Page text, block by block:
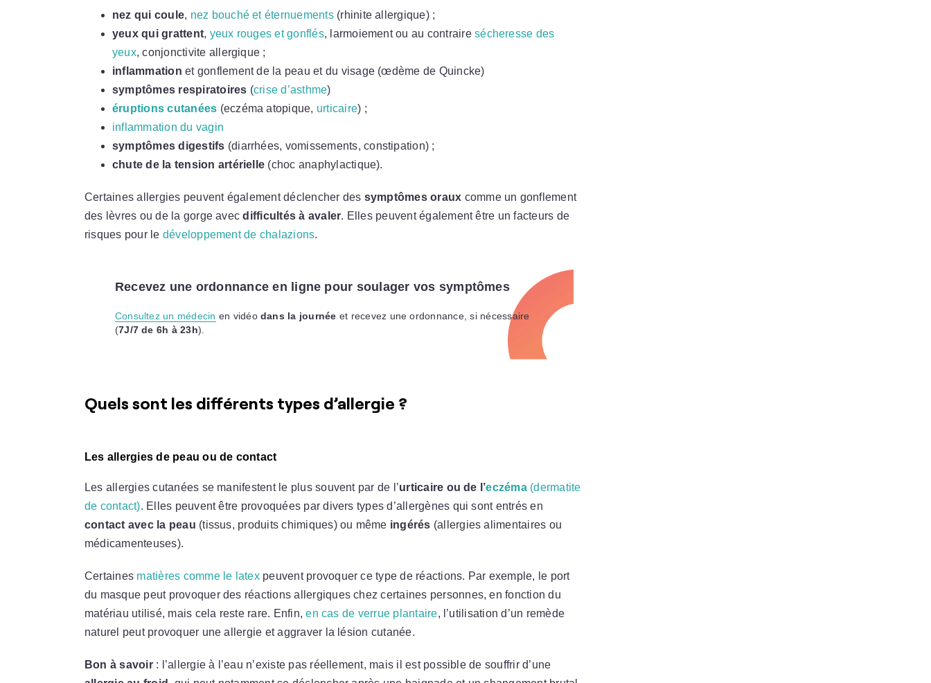
nez qui coule, nez bouché et éternuements(rhinite allergique) ;
yeux qui grattent, yeux rouges et gonflés, larmoiement ou au contrairesécheresse des
yeux, conjonctivite allergique ;
inflammation et gonflement de la peau et du visage (œdème de Quincke)
symptômes respiratoires (crise d’asthme)
éruptions cutanées (eczéma atopique, urticaire) ;
inflammation du vagin
symptômes digestifs (diarrhées, vomissements, constipation) ;
chute de la tension artérielle (choc anaphylactique).
Certaines allergies peuvent également déclencher des symptômes oraux comme un gonflement
des lèvres ou de la gorge avecdifficultés à avaler. Elles peuvent également être un facteurs de
risques pour le développement de chalazions.
Recevez une ordonnance en ligne pour soulager vos symptômes
Consultez un médecin en vidéodans la journée et recevez une ordonnance, si nécessaire
(7J/7 de 6h à 23h).
Quels sont les différents types d’allergie ?
Les allergies de peau ou de contact
Les allergies cutanées se manifestent le plus souvent par de l’urticaire ou de l’eczéma(dermatite
de contact). Elles peuvent être provoquées par divers types d’allergènes qui sont entrés en
contact avec la peau (tissus, produits chimiques) ou même ingérés (allergies alimentaires ou
médicamenteuses).
Certaines matières comme le latexpeuvent provoquer ce type de réactions. Par exemple, le port
du masque peut provoquer des réactions allergiques chez certaines personnes, en fonction du
matériau utilisé, mais cela reste rare. Enfin,en cas de verrue plantaire, l’utilisation d’un remède
naturel peut provoquer une allergie et aggraver la lésion cutanée.
Bon à savoir: l’allergie à l’eau n’existe pas réellement, mais il est possible de souffrir d’une